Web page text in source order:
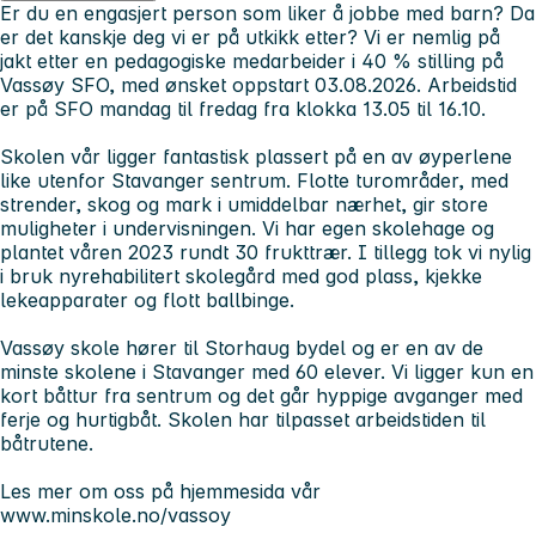
Er du en engasjert person som liker å jobbe med barn? Da
er det kanskje deg vi er på utkikk etter? Vi er nemlig på
jakt etter en pedagogiske medarbeider i 40 % stilling på
Vassøy SFO, med ønsket oppstart 03.08.2026. Arbeidstid
er på SFO mandag til fredag fra klokka 13.05 til 16.10.
Skolen vår ligger fantastisk plassert på en av øyperlene
like utenfor Stavanger sentrum. Flotte turområder, med
strender, skog og mark i umiddelbar nærhet, gir store
muligheter i undervisningen. Vi har egen skolehage og
plantet våren 2023 rundt 30 frukttrær. I tillegg tok vi nylig
i bruk nyrehabilitert skolegård med god plass, kjekke
lekeapparater og flott ballbinge.
Vassøy skole hører til Storhaug bydel og er en av de
minste skolene i Stavanger med 60 elever. Vi ligger kun en
kort båttur fra sentrum og det går hyppige avganger med
ferje og hurtigbåt. Skolen har tilpasset arbeidstiden til
båtrutene.
Les mer om oss på hjemmesida vår
www.minskole.no/vassoy